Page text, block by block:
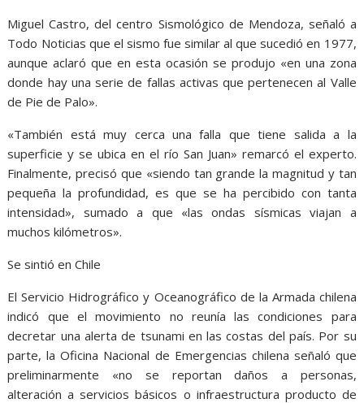
Miguel Castro, del centro Sismológico de Mendoza, señaló a
Todo Noticias que el sismo fue similar al que sucedió en 1977,
aunque aclaró que en esta ocasión se produjo «en una zona
donde hay una serie de fallas activas que pertenecen al Valle
de Pie de Palo».
«También está muy cerca una falla que tiene salida a la
superficie y se ubica en el río San Juan» remarcó el experto.
Finalmente, precisó que «siendo tan grande la magnitud y tan
pequeña la profundidad, es que se ha percibido con tanta
intensidad», sumado a que «las ondas sísmicas viajan a
muchos kilómetros».
Se sintió en Chile
El Servicio Hidrográfico y Oceanográfico de la Armada chilena
indicó que el movimiento no reunía las condiciones para
decretar una alerta de tsunami en las costas del país. Por su
parte, la Oficina Nacional de Emergencias chilena señaló que
preliminarmente «no se reportan daños a personas,
alteración a servicios básicos o infraestructura producto de